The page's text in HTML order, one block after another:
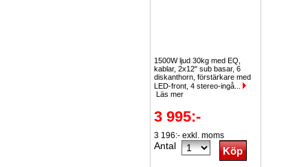
1500W ljud 30kg med EQ,
kablar, 2x12" sub basar, 6
diskanthorn, förstärkare med
LED-front, 4 stereo-ingå...
Läs mer
3 995:-
3 196:- exkl. moms
Antal